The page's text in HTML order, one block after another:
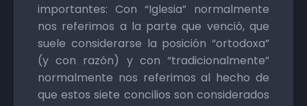
importantes: Con “Iglesia” normalmente
nos referimos a la parte que venció, que
suele considerarse la posición “ortodoxa”
(y con razón) y con “tradicionalmente”
normalmente nos referimos al hecho de
que estos siete concilios son considerados